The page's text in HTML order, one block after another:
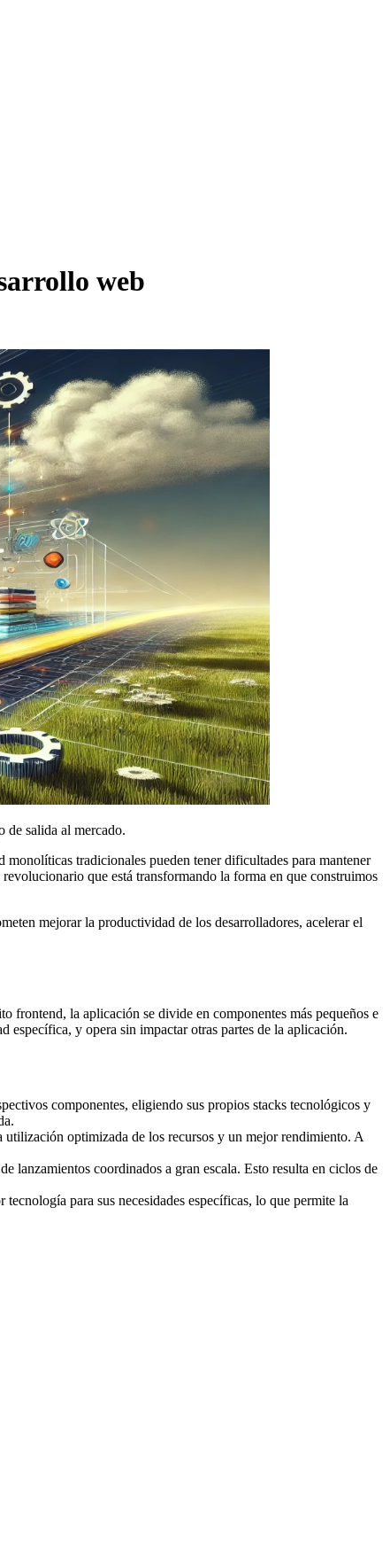
web
de salida al mercado.
tradicionales pueden tener dificultades para mantener
que está transformando la forma en que construimos
mejorar la productividad de los desarrolladores, acelerar el
frontend, la aplicación se divide en componentes más pequeños e
y opera sin impactar otras partes de la aplicación.
componentes, eligiendo sus propios stacks tecnológicos y
optimizada de los recursos y un mejor rendimiento. A
lanzamientos coordinados a gran escala. Esto resulta en ciclos de
para sus necesidades específicas, lo que permite la